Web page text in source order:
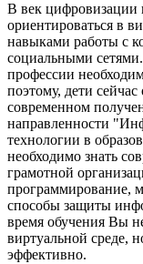
В век цифровизации
ориентироваться в
навыками работы с
социальными
профессии
поэтому, дети
современном
направленности
технологии в
необходимо знать
грамотной
программирование,
способы защиты
время обучения Вы
виртуальной среде,
эффективно.